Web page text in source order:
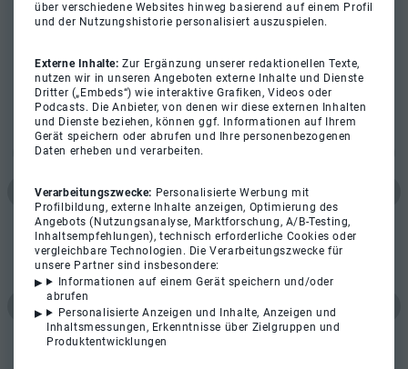
über verschiedene Websites hinweg basierend auf einem Profil
und der Nutzungshistorie personalisiert auszuspielen.
Externe Inhalte:Zur Ergänzung unserer redaktionellen Texte,
nutzen wir in unseren Angeboten externe Inhalte und Dienste
Dritter („Embeds“) wie interaktive Grafiken, Videos oder
Podcasts. Die Anbieter, von denen wir diese externen Inhalten
und Dienste beziehen, können ggf. Informationen auf Ihrem
Gerät speichern oder abrufen und Ihre personenbezogenen
Daten erheben und verarbeiten.
Verarbeitungszwecke: Personalisierte Werbung mit
Profilbildung, externe Inhalte anzeigen, Optimierung des
Angebots (Nutzungsanalyse, Marktforschung, A/B-Testing,
Inhaltsempfehlungen), technisch erforderliche Cookies oder
vergleichbare Technologien. Die Verarbeitungszwecke für
unsere Partner sind insbesondere:
Informationen auf einem Gerät speichern und/oder
abrufen
Personalisierte Anzeigen und Inhalte, Anzeigen und
Inhaltsmessungen, Erkenntnisse über Zielgruppen und
Produktentwicklungen